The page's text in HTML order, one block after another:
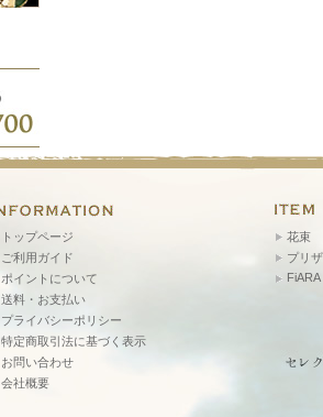
トップページ
ご利用ガイド
ポイントについて
送料・お支払い
プライバシーポリシー
特定商取引法に基づく表示
お問い合わせ
会社概要
花束
プリ
FiARA